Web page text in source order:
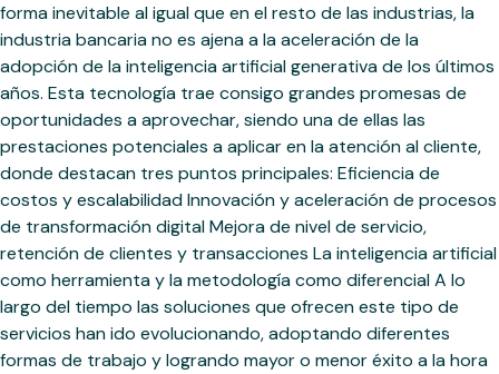
forma inevitable al igual que en el resto de las industrias, la
industria bancaria no es ajena a la aceleración de la
adopción de la inteligencia artificial generativa de los últimos
años. Esta tecnología trae consigo grandes promesas de
oportunidades a aprovechar, siendo una de ellas las
prestaciones potenciales a aplicar en la atención al cliente,
donde destacan tres puntos principales: Eficiencia de
costos y escalabilidad Innovación y aceleración de procesos
de transformación digital Mejora de nivel de servicio,
retención de clientes y transacciones La inteligencia artificial
como herramienta y la metodología como diferencial A lo
largo del tiempo las soluciones que ofrecen este tipo de
servicios han ido evolucionando, adoptando diferentes
formas de trabajo y logrando mayor o menor éxito a la hora